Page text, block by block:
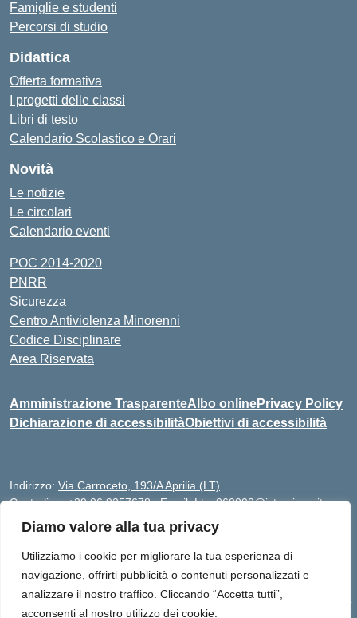
Diamo valore alla tua privacy
Utilizziamo i cookie per migliorare la tua esperienza di
navigazione, offrirti pubblicità o contenuti personalizzati e
analizzare il nostro traffico. Cliccando “Accetta tutti”,
acconsenti al nostro utilizzo dei cookie.
Famiglie e studenti
Percorsi di studio
Didattica
Offerta formativa
I progetti delle classi
Libri di testo
Calendario Scolastico e Orari
Novità
Le notizie
Le circolari
Calendario eventi
POC 2014-2020
PNRR
Sicurezza
Centro Antiviolenza Minorenni
Codice Disciplinare
Area Riservata
Amministrazione TrasparenteAlbo onlinePrivacy Policy
Dichiarazione di accessibilitàObiettivi di accessibilità
Indirizzo: Via Carroceto, 193/A Aprilia (LT)
Centralino:+39 06 9257678 Email:Ltps060002@istruzione.it
Posta elettronica certificata (PEC):Ltps060002@pec.istruzione.it
Codice meccanografico:
LTPS060002